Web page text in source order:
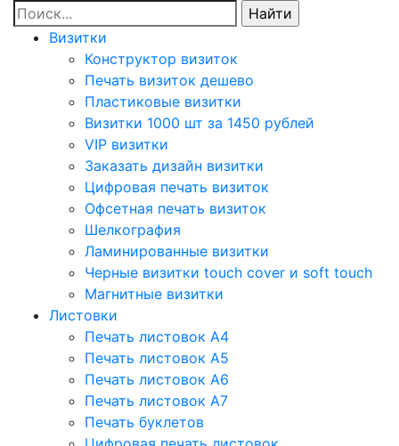
Визитки
Конструктор визиток
Печать визиток дешево
Пластиковые визитки
Визитки 1000 шт за 1450 рублей
VIP визитки
Заказать дизайн визитки
Цифровая печать визиток
Офсетная печать визиток
Шелкография
Ламинированные визитки
Черные визитки touch cover и soft touch
Магнитные визитки
Листовки
Печать листовок А4
Печать листовок А5
Печать листовок А6
Печать листовок А7
Печать буклетов